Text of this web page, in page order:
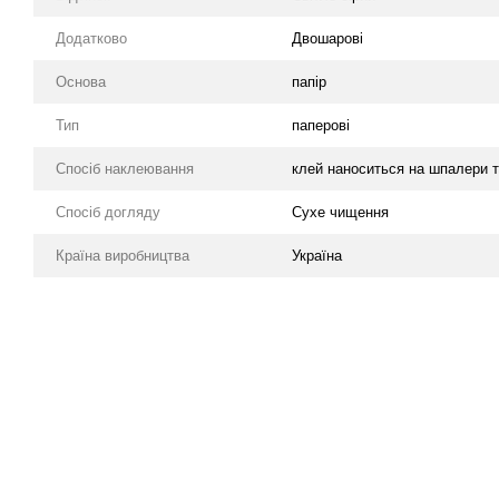
Додатково Двошарові
Основа папір
Тип паперові
Спосіб наклеювання клей наноситься на шпалери
Спосіб догляду Cухе чищення
Країна виробництва Україна